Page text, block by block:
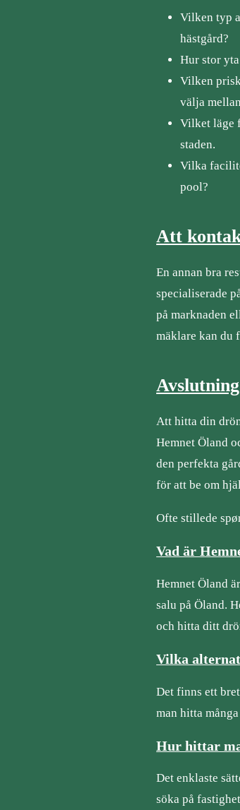
Vilken typ
hästgård?
Hur stor
Vilken
välja
Vilket läge
staden.
Vilka
pool?
Att
En annan bra
specialiserade
på marknaden
mäklare kan du
Avslutning
Att hitta din
Hemnet Öland
den perfekta
för att be om
Ofte stillede
Vad är
Hemnet Öland
salu på Öland.
och hitta ditt
Vilka
Det finns ett
man hitta
Hur hittar
Det enklaste
söka på